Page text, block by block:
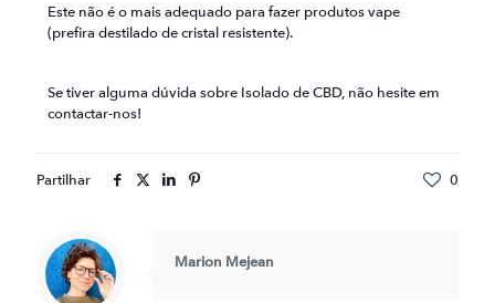
Este não é o mais adequado para fazer produtos vape
(prefira destilado de cristal resistente).
Se tiver alguma dúvida sobre Isolado de CBD, não hesite em
contactar-nos!
Partilhar 0
Marion Mejean